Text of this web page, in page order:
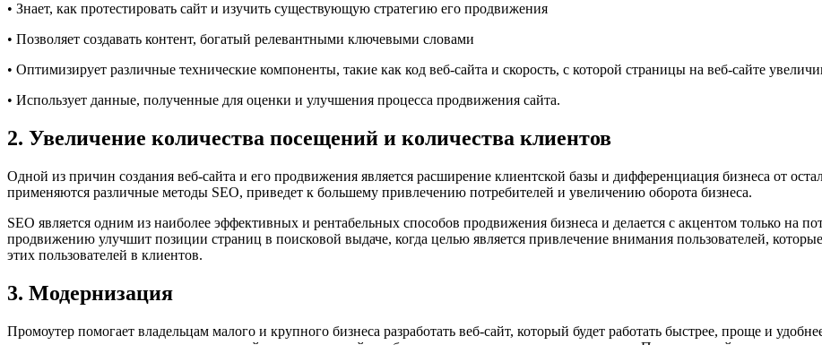
• Знает, как протестировать сайт и изучить существующую стратегию его продвижения
• Позволяет создавать контент, богатый релевантными ключевыми словами
• Оптимизирует различные технические компоненты, такие как код веб-сайта и скорость, с которой страницы на веб-сайте
• Использует данные, полученные для оценки и улучшения процесса продвижения сайта.
2. Увеличение количества посещений и количества клиентов
Одной из причин создания веб-сайта и его продвижения является расширение клиентской базы и дифференциация бизнеса от
применяются различные методы SEO, приведет к большему привлечению потребителей и увеличению оборота бизнеса.
SEO является одним из наиболее эффективных и рентабельных способов продвижения бизнеса и делается с акцентом только на
продвижению улучшит позиции страниц в поисковой выдаче, когда целью является привлечение внимания пользователей,
этих пользователей в клиентов.
3. Модернизация
Промоутер помогает владельцам малого и крупного бизнеса разработать веб-сайт, который будет работать быстрее, проще и